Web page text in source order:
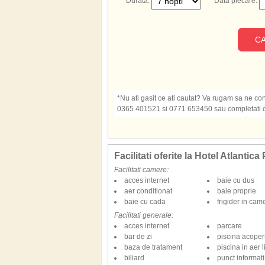
*Nu ati gasit ce ati cautat? Va rugam sa ne
0365 401521 si 0771 653450 sau completati
Facilitati oferite la Hotel Atlantica
Facilitati camere:
acces internet
aer conditionat
baie cu cada
baie cu dus
baie proprie
frigider in
Facilitati generale:
acces internet
bar de zi
baza de tratament
biliard
parcare
piscina
piscina in aer
punct